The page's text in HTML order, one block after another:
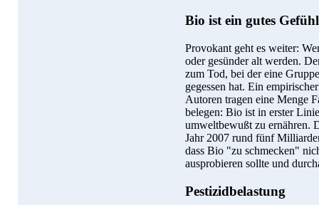
Bio ist ein gutes Gefühl
Provokant geht es weiter:
oder gesünder alt werden.
zum Tod, bei der eine
gegessen hat. Ein
Autoren tragen eine Menge
belegen: Bio ist in erster
umweltbewußt zu ernähren.
Jahr 2007 rund fünf
dass Bio "zu schmecken"
ausprobieren sollte und
Pestizidbelastung